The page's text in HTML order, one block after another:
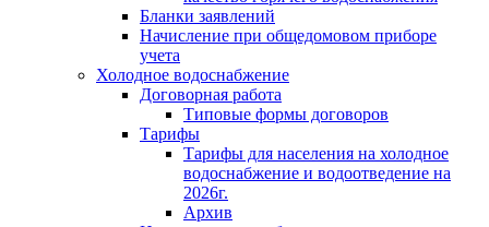
Бланки заявлений
Начисление при общедомовом приборе
учета
Холодное водоснабжение
Договорная работа
Типовые формы договоров
Тарифы
Тарифы для населения на холодное
водоснабжение и водоотведение на
2026г.
Архив